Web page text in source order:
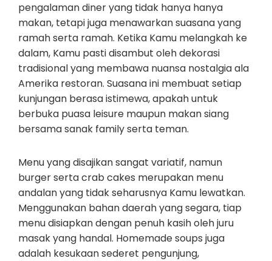
pengalaman diner yang tidak hanya hanya
makan, tetapi juga menawarkan suasana yang
ramah serta ramah. Ketika Kamu melangkah ke
dalam, Kamu pasti disambut oleh dekorasi
tradisional yang membawa nuansa nostalgia ala
Amerika restoran. Suasana ini membuat setiap
kunjungan berasa istimewa, apakah untuk
berbuka puasa leisure maupun makan siang
bersama sanak family serta teman.
Menu yang disajikan sangat variatif, namun
burger serta crab cakes merupakan menu
andalan yang tidak seharusnya Kamu lewatkan.
Menggunakan bahan daerah yang segara, tiap
menu disiapkan dengan penuh kasih oleh juru
masak yang handal. Homemade soups juga
adalah kesukaan sederet pengunjung,